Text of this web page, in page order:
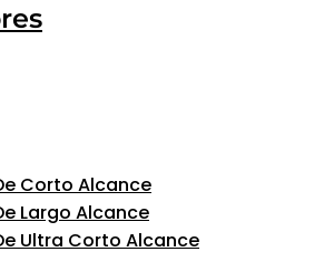
Corto Alcance
Largo Alcance
Ultra Corto Alcance